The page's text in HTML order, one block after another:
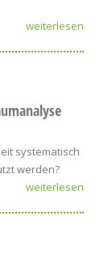
weiterlesen
systematisch
werden?
weiterlesen